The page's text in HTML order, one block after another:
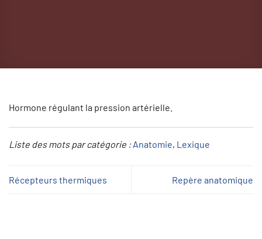
Hormone régulant la pression artérielle.
Liste des mots par catégorie :Anatomie, Lexique
Récepteurs thermiques Repère anatomique